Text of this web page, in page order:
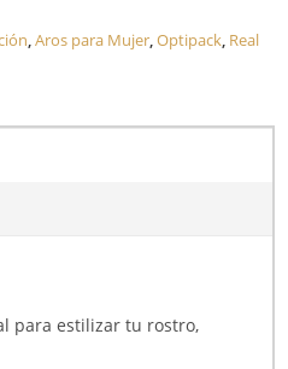
,Aros para Mujer,Optipack, Real
para estilizar tu rostro,